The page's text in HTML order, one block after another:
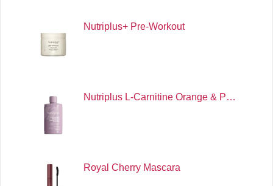
Nutriplus+ Pre-Workout
Nutriplus L-Carnitine Orange & P…
Royal Cherry Mascara